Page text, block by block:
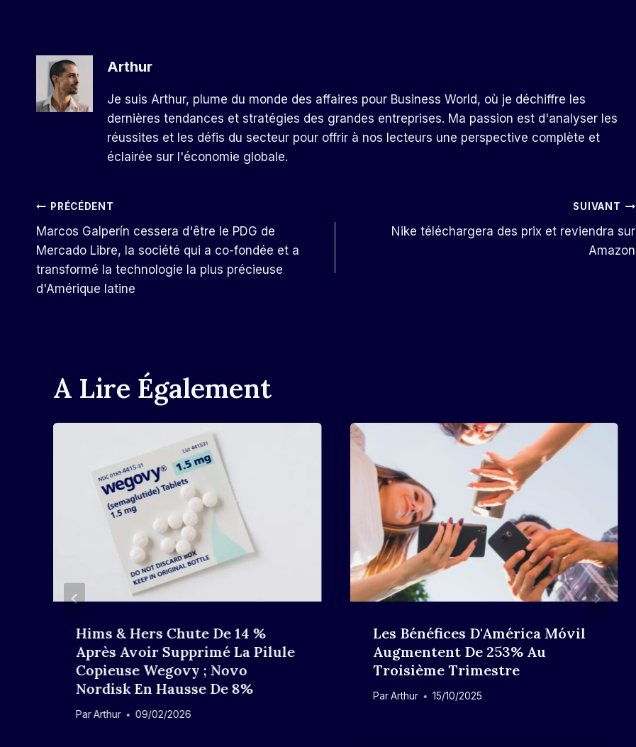
Arthur
Je suis Arthur, plume du monde des affaires pour Business World, où je déchiffre les
dernières tendances et stratégies des grandes entreprises. Ma passion est d'analyser les
réussites et les défis du secteur pour offrir à nos lecteurs une perspective complète et
éclairée sur l'économie globale.
Navigation
De
L’article
PRÉCÉDENT
Marcos Galperín cessera d'être le PDG de
Mercado Libre, la société qui a co-fondée et a
transformé la technologie la plus précieuse
d'Amérique latine
SUIVANT
Nike téléchargera des prix et reviendra sur
Amazon
A Lire Également
Hims & Hers Chute De 14 %
Après Avoir Supprimé La Pilule
Copieuse Wegovy ; Novo
Nordisk En Hausse De 8%
ParArthur 09/02/2026
Les Bénéfices D'América Móvil
Augmentent De 253% Au
Troisième Trimestre
Par Arthur 15/10/2025